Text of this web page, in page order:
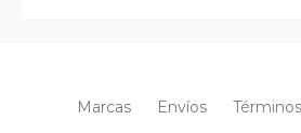
Marcas Envíos